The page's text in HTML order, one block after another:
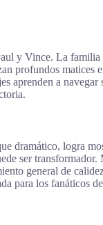
y Vince. La
profundos matices
aprenden a
dramático, logra
ser
general de
para los fanáticos